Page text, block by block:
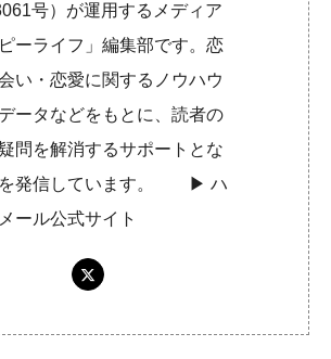
号）が運用するメディア
ピーライフ」編集部です。恋
い・恋愛に関するノウハウ
ータなどをもとに、読者の
問を解消するサポートとな
を発信しています。 ▶︎ハ
ール公式サイト